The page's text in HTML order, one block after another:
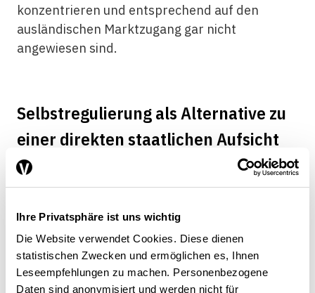
Ihre Privatsphäre ist uns wichtig
Die Website verwendet Cookies. Diese dienen
statistischen Zwecken und ermöglichen es, Ihnen
Leseempfehlungen zu machen. Personenbezogene
Daten sind anonymisiert und werden nicht für
konzentrieren und entsprechend auf den
ausländischen Marktzugang gar nicht
angewiesen sind.
Selbstregulierung als Alternative zu
einer direkten staatlichen Aufsicht
muss folglich der Heterogenität der Branche
Rechnung tragen, wenn sie nicht zu einer
Bevorzugung der grossen Anbieter und damit
zu einer Wettbewerbsverzerrung führen soll.